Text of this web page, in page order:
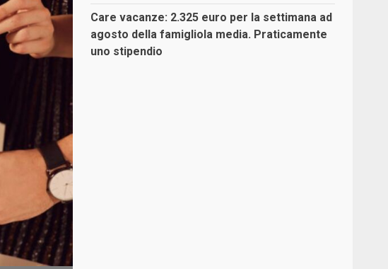
Care vacanze: 2.325 euro per la settimana ad
agosto della famigliola media. Praticamente
uno stipendio